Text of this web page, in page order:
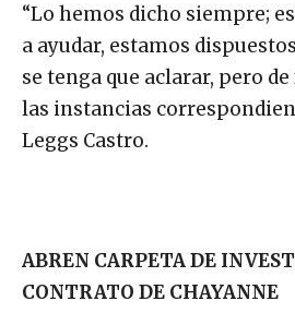
“Lo hemos dicho siempre;
a ayudar, estamos
se tenga que aclarar, pero
las instancias
Leggs Castro.
ABREN CARPETA DE
CONTRATO DE CHAYANNE